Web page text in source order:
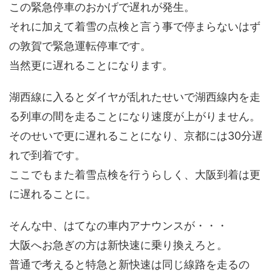
この緊急停車のおかげで遅れが発生。
それに加えて着雪の点検と言う事で停まらないはず
の敦賀で緊急運転停車です。
当然更に遅れることになります。
湖西線に入るとダイヤが乱れたせいで湖西線内を走
る列車の間を走ることになり速度が上がりません。
そのせいで更に遅れることになり、京都には30分遅
れで到着です。
ここでもまた着雪点検を行うらしく、大阪到着は更
に遅れることに。
そんな中、はてなの車内アナウンスが・・・
大阪へお急ぎの方は新快速に乗り換えろと。
普通で考えると特急と新快速は同じ線路を走るの